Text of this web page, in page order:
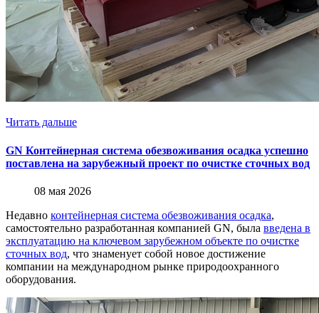
Читать дальше
GN Контейнерная система обезвоживания осадка успешно
поставлена на зарубежный проект по очистке сточных вод
08 мая 2026
Недавно контейнерная система обезвоживания осадка,
самостоятельно разработанная компанией GN, была введена в
эксплуатацию на ключевом зарубежном объекте по очистке
сточных вод, что знаменует собой новое достижение
компании на международном рынке природоохранного
оборудования.